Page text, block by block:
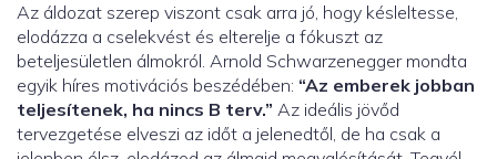
Az áldozat szerep viszont csak arra jó, hogy késleltesse,
elodázza a cselekvést és elterelje a fókuszt az
beteljesületlen álmokról. Arnold Schwarzenegger mondta
egyik híres motivációs beszédében: “Az emberek jobban
teljesítenek, ha nincs B terv.” Az ideális jövőd
tervezgetése elveszi az időt a jelenedtől, de ha csak a